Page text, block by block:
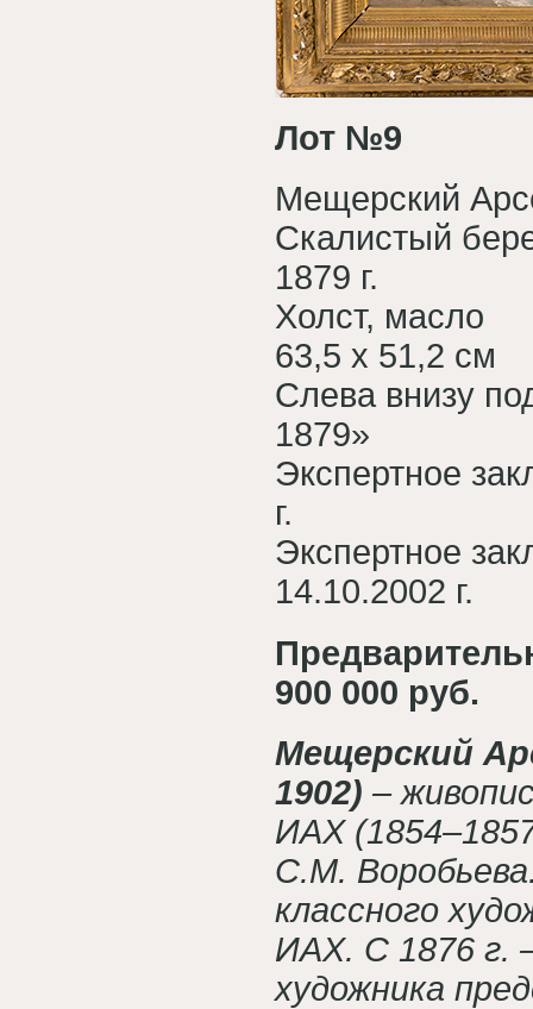
Лот №9
Мещерский
Скалистый
1879 г.
Холст, масло
63,5 х 51,2 см
Слева внизу
1879»
Экспертное
г.
Экспертное
14.10.2002 г.
900 000 руб.
Мещерский
1902) –
ИАХ
С.М.
классного
ИАХ. С 1876 г.
художника